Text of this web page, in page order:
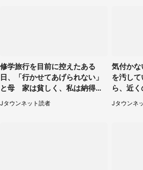
修学旅行を目前に控えたある
日、「行かせてあげられない」
と母 家は貧しく、私は納得し
たけれど...（北海道・70代以上
女性）
Jタウンネット読者
気付か
を汚し
ら、近
（千葉
Jタウンネ